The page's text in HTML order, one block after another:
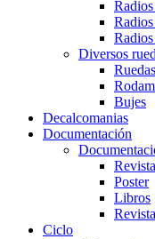
Diversos
Bujes
Decalcomanias
Documentación
Poster
Libros
Ciclo